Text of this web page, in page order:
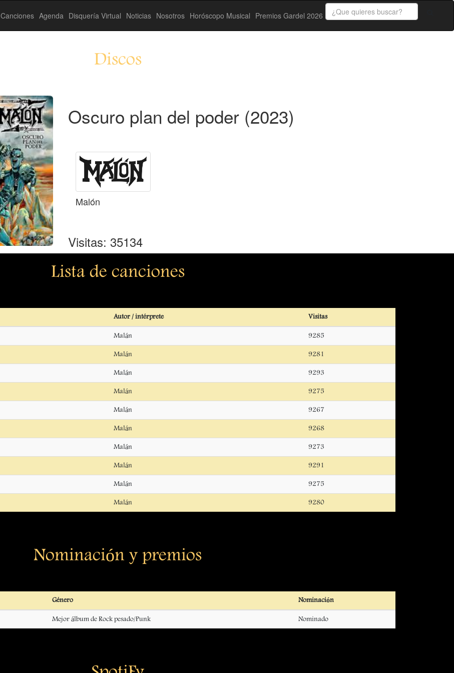
Canciones Agenda Disquería Virtual Noticias Nosotros Horóscopo Musical Premios Gardel 2026
Discos
Oscuro plan del poder (2023)
Malón
Visitas: 35134
Lista de canciones
Autor / intérprete Visitas
Malán 9285
Malán 9281
Malán 9293
Malán 9275
Malán 9267
Malán 9268
Malán 9273
Malán 9291
Malán 9275
Malán 9280
Nominación y premios
Género Nominación
Mejor álbum de Rock pesado/Punk Nominado